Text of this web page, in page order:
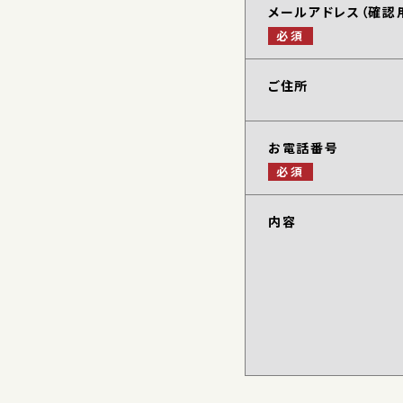
メールアドレス（確認
必須
ご住所
お電話番号
必須
内容